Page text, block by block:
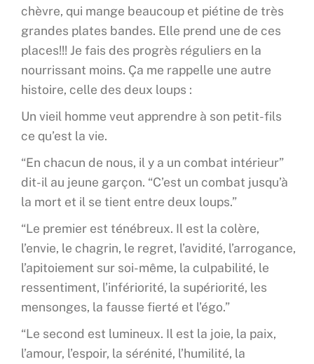
chèvre, qui mange beaucoup et piétine de très
grandes plates bandes. Elle prend une de ces
places!!! Je fais des progrès réguliers en la
nourrissant moins. Ça me rappelle une autre
histoire, celle des deux loups :
Un vieil homme veut apprendre à son petit-fils
ce qu’est la vie.
“En chacun de nous, il y a un combat intérieur”
dit-il au jeune garçon. “C’est un combat jusqu’à
la mort et il se tient entre deux loups.”
“Le premier est ténébreux. Il est la colère,
l’envie, le chagrin, le regret, l’avidité, l’arrogance,
l’apitoiement sur soi-même, la culpabilité, le
ressentiment, l’infériorité, la supériorité, les
mensonges, la fausse fierté et l’égo.”
“Le second est lumineux. Il est la joie, la paix,
l’amour, l’espoir, la sérénité, l’humilité, la